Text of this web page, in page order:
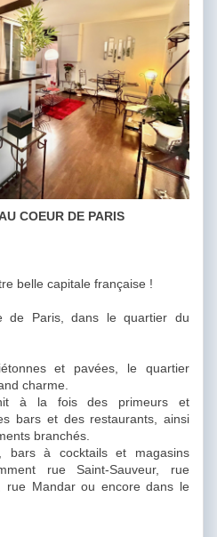
COEUR DE PARIS
belle capitale française !
de Paris, dans le quartier du
et pavées, le quartier
charme.
à la fois des primeurs et
bars et des restaurants, ainsi
branchés.
bars à cocktails et magasins
rue Saint-Sauveur, rue
rue Mandar ou encore dans le